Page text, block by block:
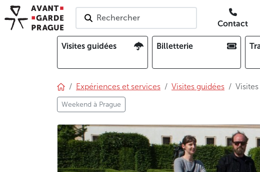
Rechercher
Contact
Visites guidées Billetterie
Expériences et services Visites guidées
Weekend à Prague